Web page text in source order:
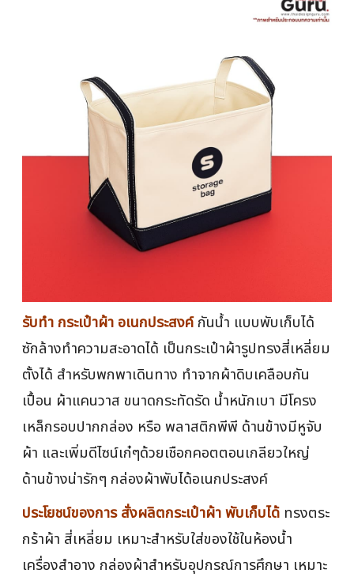
รับทำ กระเป๋าผ้า อเนกประสงค์กันน้ำ แบบพับเก็บได้
ซักล้างทำความสะอาดได้ เป็นกระเป๋าผ้ารูปทรงสี่เหลี่ยม
ตั้งได้ สำหรับพกพาเดินทาง ทำจากผ้าดิบเคลือบกัน
เปื้อน ผ้าแคนวาส ขนาดกระทัดรัด น้ำหนักเบา มีโครง
เหล็กรอบปากกล่อง หรือ พลาสติกพีพี ด้านข้างมีหูจับ
ผ้า และเพิ่มดีไซน์เก๋ๆด้วยเชือกคอตตอนเกลียวใหญ่
ด้านข้างน่ารักๆ กล่องผ้าพับได้อเนกประสงค์
ประโยชน์ของการ สั่งผลิตกระเป๋าผ้า พับเก็บได้ ทรงตระ
กร้าผ้า สี่เหลี่ยม เหมาะสำหรับใส่ของใช้ในห้องน้ำ
เครื่องสำอาง กล่องผ้าสำหรับอุปกรณ์การศึกษา เหมาะ